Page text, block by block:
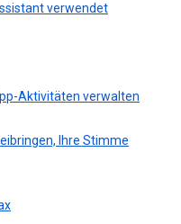
verwendet
Aktivitäten verwalten
Ihre Stimme